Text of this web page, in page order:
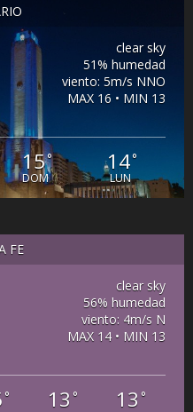
clear sky
51% humedad
viento: 5m/s NNO
MAX 16 • MIN 13
15°
DOM
14°
LUN
FE
clear sky
56% humedad
viento: 4m/s N
MAX 14 • MIN 13
° 13 ° 13 °